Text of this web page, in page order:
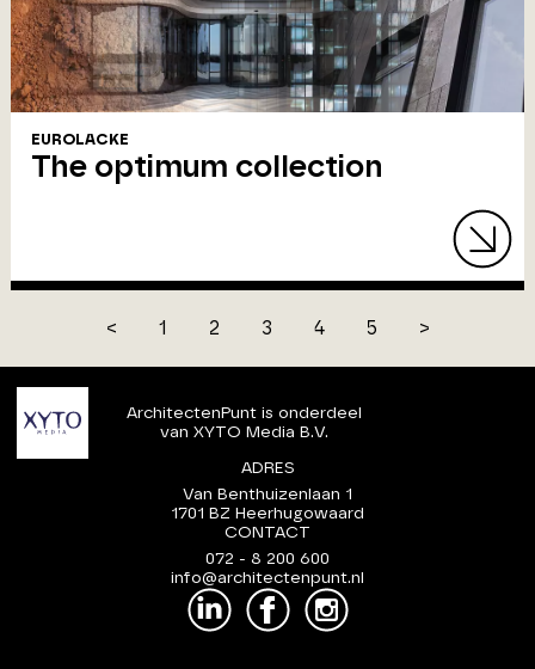
EUROLACKE
The optimum collection
< 1 2 3 4 5 >
ArchitectenPunt is onderdeel
van XYTO Media B.V.
ADRES
Van Benthuizenlaan 1
1701 BZ Heerhugowaard
CONTACT
072 - 8 200 600
info@architectenpunt.nl